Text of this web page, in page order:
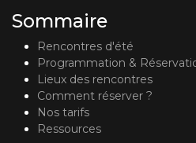
Sommaire
Rencontres d'été
Programmation &
Lieux des rencontres
Comment réserver ?
Nos tarifs
Ressources